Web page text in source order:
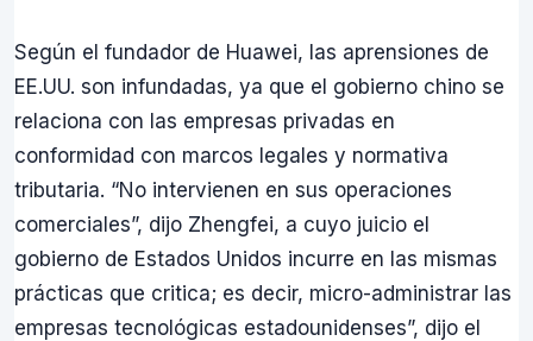
Según el fundador de Huawei, las aprensiones de
EE.UU. son infundadas, ya que el gobierno chino se
relaciona con las empresas privadas en
conformidad con marcos legales y normativa
tributaria. “No intervienen en sus operaciones
comerciales”, dijo Zhengfei, a cuyo juicio el
gobierno de Estados Unidos incurre en las mismas
prácticas que critica; es decir, micro-administrar las
empresas tecnológicas estadounidenses”, dijo el